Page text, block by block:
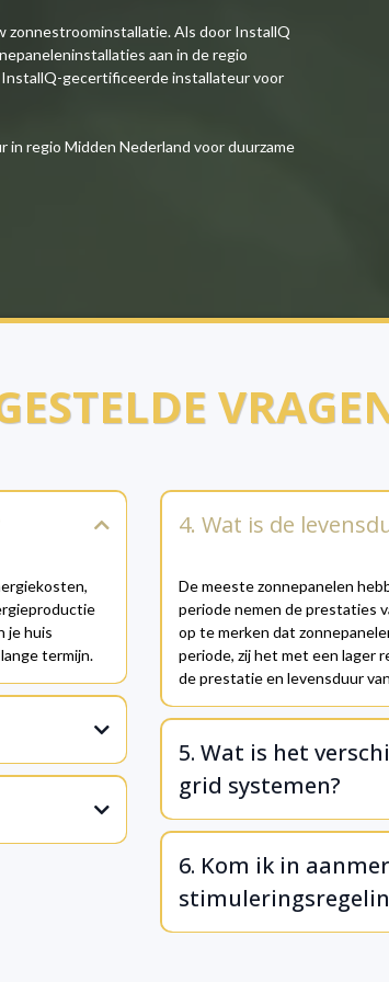
zonnestroominstallatie. Als door InstallQ
aan in de regio
InstallQ-gecertificeerde installateur voor
regio Midden Nederland voor duurzame
je huis
termijn.
4. Wat is de
De meeste zonnepanelen
periode nemen de prestaties
op te merken dat
periode, zij het met een lager
de prestatie en levensduur
5. Wat is het
grid systemen?
6. Kom ik in